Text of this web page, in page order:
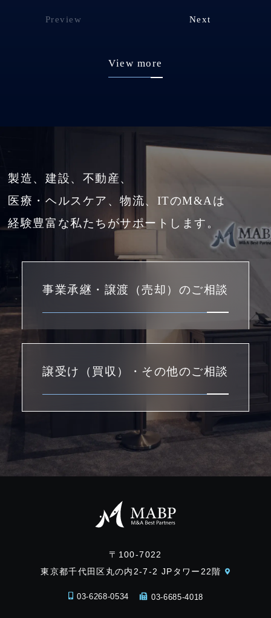
Preview Next
View more
製造、建設、不動産、
医療・ヘルスケア、物流、ITのM&Aは
経験豊富な私たちがサポートします。
事業承継・譲渡（売却）のご相談
譲受け（買収）・その他のご相談
〒100-7022
東京都千代田区丸の内2-7-2 JPタワー22階
03-6268-0534 03-6685-4018